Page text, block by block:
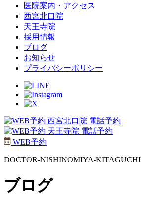
医院案内・アクセス
西宮北口院
天王寺院
採用情報
ブログ
お知らせ
プライバシーポリシー
西宮北口院 電話予約
天王寺院 電話予約
WEB予約
DOCTOR-NISHINOMIYA-KITAGUCHI
ブログ